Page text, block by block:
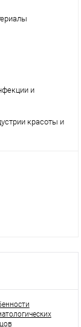
и
красоты и